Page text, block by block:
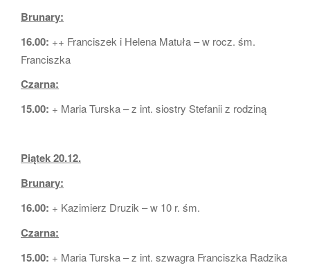
Brunary:
16.00: ++ Franciszek i Helena Matuła – w rocz. śm.
Franciszka
Czarna:
15.00: + Maria Turska – z int. siostry Stefanii z rodziną
Piątek 20.12.
Brunary:
16.00: + Kazimierz Druzik – w 10 r. śm.
Czarna:
15.00: + Maria Turska – z int. szwagra Franciszka Radzika